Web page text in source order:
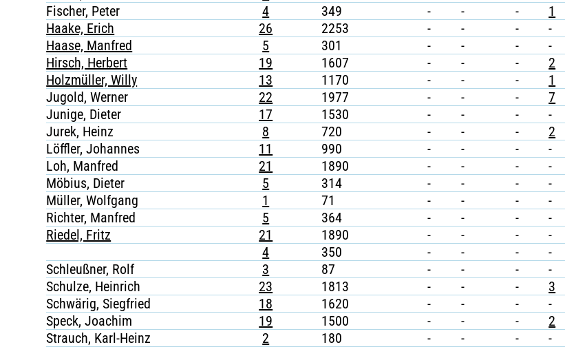
Fischer, Peter
4 349 - - - 1
Haake, Erich
26 2253 - - - -
Haase, Manfred
5 301 - - - -
Hirsch, Herbert
19 1607 - - - 2
Holzmüller, Willy
13 1170 - - - 1
Jugold, Werner
22 1977 - - - 7
Junige, Dieter
17 1530 - - - -
Jurek, Heinz
8 720 - - - 2
Löffler, Johannes
11 990 - - - -
Loh, Manfred
21 1890 - - - -
Möbius, Dieter
5 314 - - - -
Müller, Wolfgang
1 71 - - - -
Richter, Manfred
5 364 - - - -
Riedel, Fritz
21 1890 - - - -
4
350 - - - -
Schleußner, Rolf
3 87 - - - -
Schulze, Heinrich
23 1813 - - - 3
Schwärig, Siegfried
18 1620 - - - -
Speck, Joachim
19 1500 - - - 2
Strauch, Karl-Heinz
2 180 - - - -